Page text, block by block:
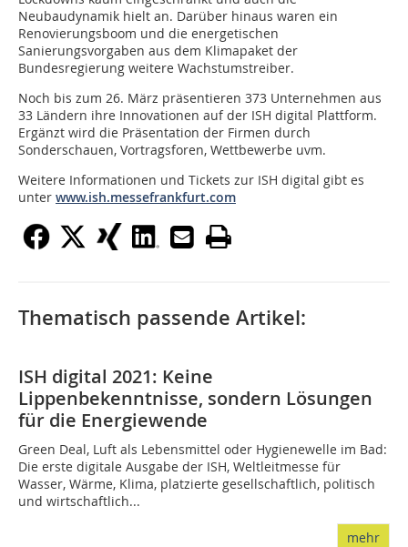
Neubaudynamik hielt an. Darüber hinaus waren ein
Renovierungsboom und die energetischen
Sanierungsvorgaben aus dem Klimapaket der
Bundesregierung weitere Wachstumstreiber.
Noch bis zum 26. März präsentieren 373 Unternehmen aus
33 Ländern ihre Innovationen auf der ISH digital Plattform.
Ergänzt wird die Präsentation der Firmen durch
Sonderschauen, Vortragsforen, Wettbewerbe uvm.
Weitere Informationen und Tickets zur ISH digital gibt es
unter www.ish.messefrankfurt.com
Thematisch passende Artikel:
ISH digital 2021: Keine
Lippenbekenntnisse, sondern Lösungen
für die Energiewende
Green Deal, Luft als Lebensmittel oder Hygienewelle im Bad:
Die erste digitale Ausgabe der ISH, Weltleitmesse für
Wasser, Wärme, Klima, platzierte gesellschaftlich, politisch
und wirtschaftlich...
mehr